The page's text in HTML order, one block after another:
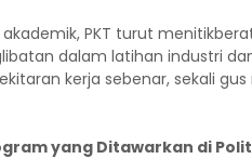
akademik, PKT turut
dalam latihan industri
kerja sebenar, sekali
yang Ditawarkan di